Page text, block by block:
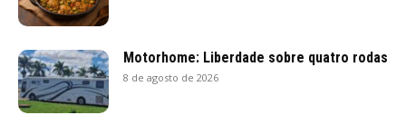
Motorhome: Liberdade sobre quatro rodas
8 de agosto de 2026